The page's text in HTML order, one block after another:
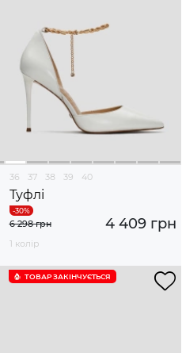
36 37 38 39 40
Туфлі
4 409 грн
6 298 грн
1 колір
ТОВАР ЗАКІНЧУЄTЬСЯ